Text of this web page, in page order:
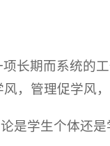
长期而系统的
，管理促学风
是学生个体还